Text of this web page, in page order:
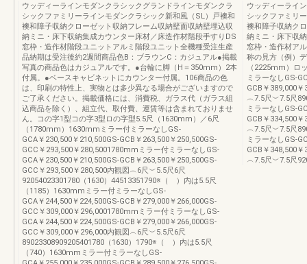
ウッディーラインモダンクラシックグランドラインモダンクラ
シックファミリーラインモダンクラシック新和風（SL）戸襖和
襖和障子収納クローゼット収納フレーム収納壁面収納壁埋込収
納ミニ・床下収納集成カウンター床材／床造作材階段手すりDS
窓枠・造作材階段ユニットアルミ階段ユニット全機種受注生産
品納期は受注後約2週間商品色B：ブラウンC：カジュアル●掲載
写真の商品色はカジュアルです。●台輪に脚（H＝350mm）2本
付属。●ベースキャビネットにカウンター付属。106商品の色
は、印刷の特性上、実物とは多少異なる場合がございますので
ご了承ください。掲載価格には、消費税、ガラス代（ガラス組
込商品を除く）、組立代、取付費、運賃等は含まれておりませ
ん。コの字1型コの字3型ロの字型5.5尺（1630mm）／6尺
（1780mm）1630mmミラー付ミラーなしGS-
GCA￥230,500￥210,500GS-GCB￥263,500￥250,500GS-
GCC￥293,500￥280,5001780mmミラー付ミラーなしGS-
GCA￥230,500￥210,500GS-GCB￥263,500￥250,500GS-
GCC￥293,500￥280,500内観図︵6尺︶5.5尺6尺
92054023301780（1630）44513351790※（ ）内は5.5尺
（1185）1630mmミラー付ミラーなしGS-
GCA￥244,500￥224,500GS-GCB￥279,000￥266,000GS-
GCC￥309,000￥296,0001780mmミラー付ミラーなしGS-
GCA￥244,500￥224,500GS-GCB￥279,000￥266,000GS-
GCC￥309,000￥296,000内観図︵6尺︶5.5尺6尺
89023308909205401780（1630）1790※（ ）内は5.5尺
（740）1630mmミラー付ミラーなしGS-
ウッディーライ
シックファミリ
襖和障子収納ク
納ミニ・床下収
窓枠・造作材ア
称の見方（例）
（2225mm）ロ
ミラーなしGS-
GCB￥389,000
︵7.5尺︶7.5尺
ミラーなしGS-
GCB￥334,500
︵7.5尺︶7.5尺
ミラーなしGS-
GCB￥348,500
︵7.5尺︶7.5尺